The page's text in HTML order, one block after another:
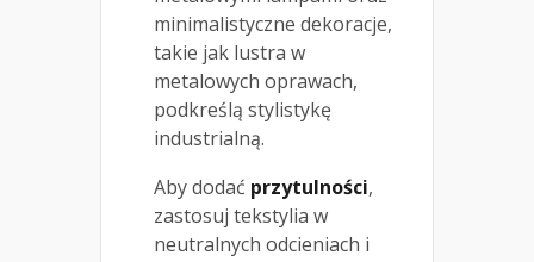
minimalistyczne dekoracje,
takie jak lustra w
metalowych oprawach,
podkreślą stylistykę
industrialną.
Aby dodać przytulności,
zastosuj tekstylia w
neutralnych odcieniach i